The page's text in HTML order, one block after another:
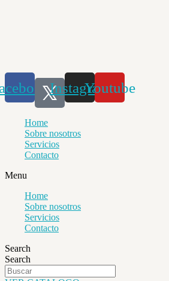
InstagramYoutube
Home
Sobre nosotros
Servicios
Contacto
Menu
Home
Sobre nosotros
Servicios
Contacto
Search
Search